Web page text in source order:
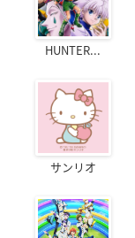
HUNTER...
サンリオ